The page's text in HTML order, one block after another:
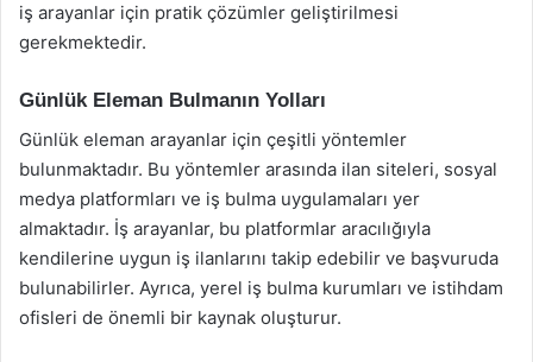
iş arayanlar için pratik çözümler geliştirilmesi
gerekmektedir.
Günlük Eleman Bulmanın Yolları
Günlük eleman arayanlar için çeşitli yöntemler
bulunmaktadır. Bu yöntemler arasında ilan siteleri, sosyal
medya platformları ve iş bulma uygulamaları yer
almaktadır. İş arayanlar, bu platformlar aracılığıyla
kendilerine uygun iş ilanlarını takip edebilir ve başvuruda
bulunabilirler. Ayrıca, yerel iş bulma kurumları ve istihdam
ofisleri de önemli bir kaynak oluşturur.